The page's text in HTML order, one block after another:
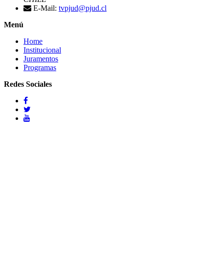
E-Mail: tvpjud@pjud.cl
Menú
Home
Institucional
Juramentos
Programas
Redes Sociales